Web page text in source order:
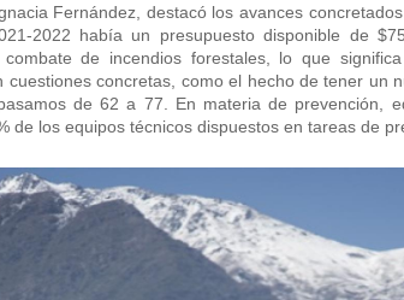
Fernández, destacó los avances
2022 había un presupuesto disponible de
de incendios forestales, lo que
cuestiones concretas, como el hecho de tener un
de 62 a 77. En materia de prevención,
de los equipos técnicos dispuestos en tareas de